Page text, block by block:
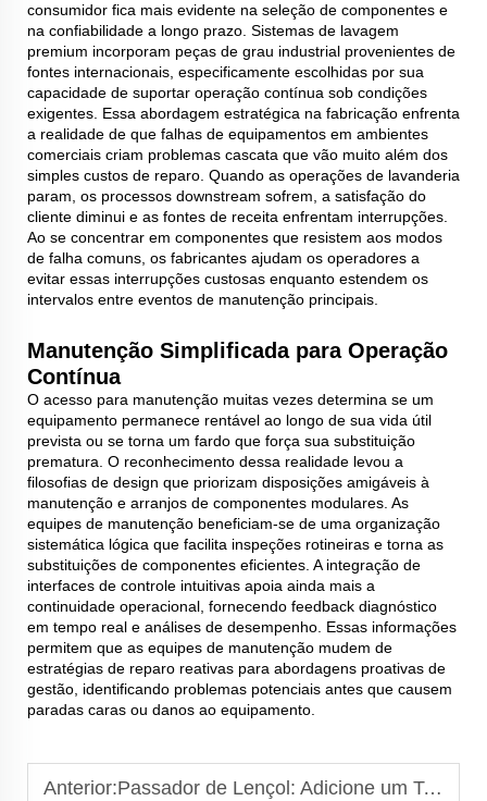
consumidor fica mais evidente na seleção de componentes e
na confiabilidade a longo prazo. Sistemas de lavagem
premium incorporam peças de grau industrial provenientes de
fontes internacionais, especificamente escolhidas por sua
capacidade de suportar operação contínua sob condições
exigentes. Essa abordagem estratégica na fabricação enfrenta
a realidade de que falhas de equipamentos em ambientes
comerciais criam problemas cascata que vão muito além dos
simples custos de reparo. Quando as operações de lavanderia
param, os processos downstream sofrem, a satisfação do
cliente diminui e as fontes de receita enfrentam interrupções.
Ao se concentrar em componentes que resistem aos modos
de falha comuns, os fabricantes ajudam os operadores a
evitar essas interrupções custosas enquanto estendem os
intervalos entre eventos de manutenção principais.
Manutenção Simplificada para Operação
Contínua
O acesso para manutenção muitas vezes determina se um
equipamento permanece rentável ao longo de sua vida útil
prevista ou se torna um fardo que força sua substituição
prematura. O reconhecimento dessa realidade levou a
filosofias de design que priorizam disposições amigáveis à
manutenção e arranjos de componentes modulares. As
equipes de manutenção beneficiam-se de uma organização
sistemática lógica que facilita inspeções rotineiras e torna as
substituições de componentes eficientes. A integração de
interfaces de controle intuitivas apoia ainda mais a
continuidade operacional, fornecendo feedback diagnóstico
em tempo real e análises de desempenho. Essas informações
permitem que as equipes de manutenção mudem de
estratégias de reparo reativas para abordagens proativas de
gestão, identificando problemas potenciais antes que causem
paradas caras ou danos ao equipamento.
Anterior:Passador de Lençol: Adicione um Toque de Elegância aos Seus Lençóis